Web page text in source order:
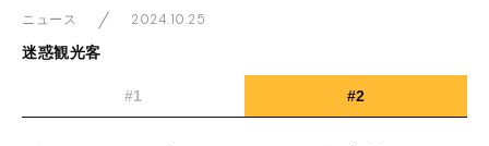
ニュース
2024.10.25
迷惑観光客
#1 #2